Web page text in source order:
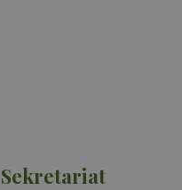
Sekretariat